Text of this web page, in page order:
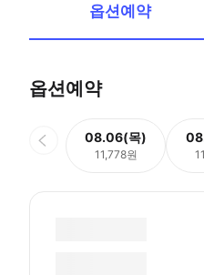
옵션예약
옵션예약
08.06(목)
11,778원